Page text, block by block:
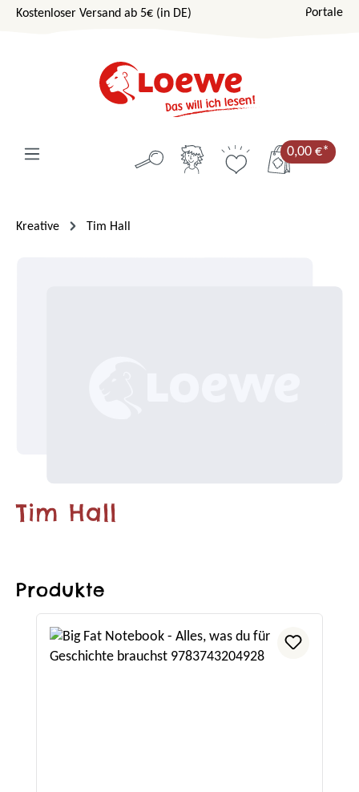
Zum Hauptinhalt springen
Kostenloser Versand ab 5€ (in DE) Portale
0,00 €*
Kreative Tim Hall
Tim Hall
Produkte